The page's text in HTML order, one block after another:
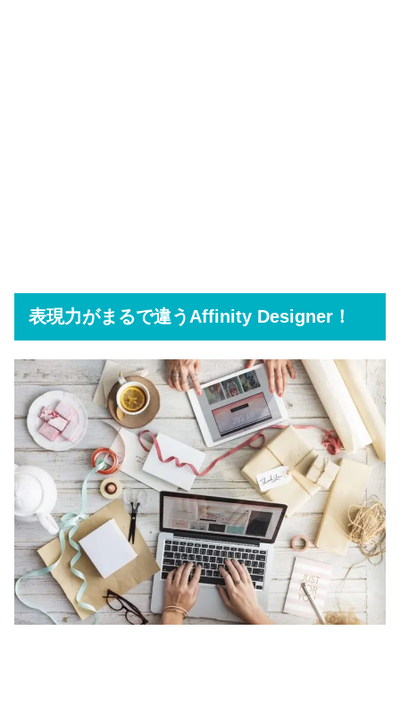
表現力がまるで違うAffinity Designer！